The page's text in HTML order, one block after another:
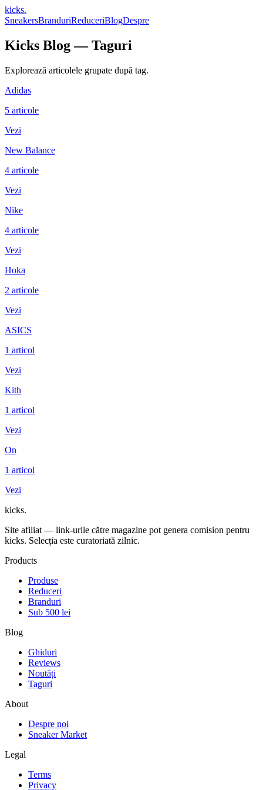
kicks.
SneakersBranduriReduceriBlogDespre
Kicks Blog — Taguri
Explorează articolele grupate după tag.
Adidas
5 articole
Vezi
New Balance
4 articole
Vezi
Nike
4 articole
Vezi
Hoka
2 articole
Vezi
ASICS
1 articol
Vezi
Kith
1 articol
Vezi
On
1 articol
Vezi
kicks.
Site afiliat — link-urile către magazine pot genera comision pentru
kicks. Selecția este curatoriată zilnic.
Products
Produse
Reduceri
Branduri
Sub 500 lei
Blog
Ghiduri
Reviews
Noutăți
Taguri
About
Despre noi
Sneaker Market
Legal
Terms
Privacy